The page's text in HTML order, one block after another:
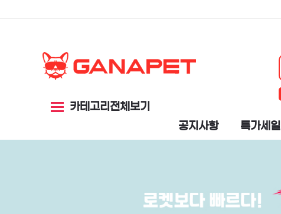
카테고리전체보기
공지사항 특가세일